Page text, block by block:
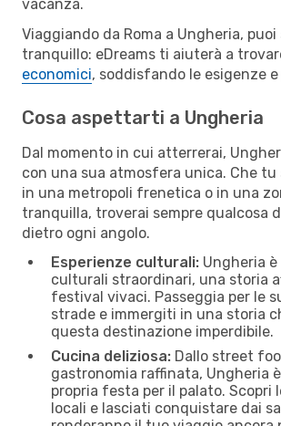
vacanza.
Viaggiando da Roma a Ungheria,
tranquillo: eDreams ti aiuterà a
economici, soddisfando le esigenze
Cosa aspettarti a Ungheria
Dal momento in cui atterrerai,
con una sua atmosfera unica. Che
in una metropoli frenetica o in una
tranquilla, troverai sempre qualcosa
dietro ogni angolo.
Esperienze culturali: Ungheria
culturali straordinari, una storia
festival vivaci. Passeggia per le
strade e immergiti in una storia
questa destinazione imperdibile.
Cucina deliziosa: Dallo street
gastronomia raffinata, Ungheria
propria festa per il palato. Scopri
locali e lasciati conquistare dai